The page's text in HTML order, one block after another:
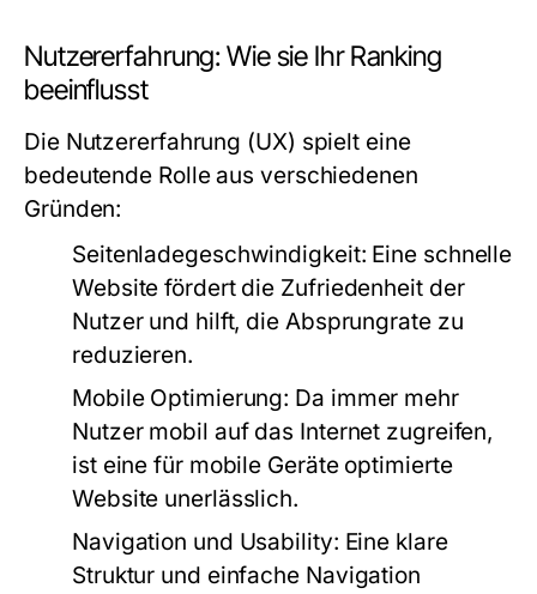
Nutzererfahrung: Wie sie Ihr Ranking
beeinflusst
Die Nutzererfahrung (UX) spielt eine
bedeutende Rolle aus verschiedenen
Gründen:
Seitenladegeschwindigkeit: Eine schnelle
Website fördert die Zufriedenheit der
Nutzer und hilft, die Absprungrate zu
reduzieren.
Mobile Optimierung: Da immer mehr
Nutzer mobil auf das Internet zugreifen,
ist eine für mobile Geräte optimierte
Website unerlässlich.
Navigation und Usability: Eine klare
Struktur und einfache Navigation